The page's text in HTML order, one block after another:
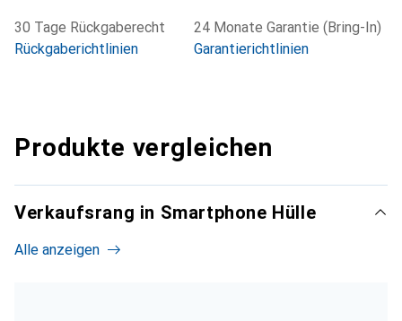
30 Tage Rückgaberecht
Rückgaberichtlinien
24 Monate Garantie (Bring-In)
Garantierichtlinien
Produkte vergleichen
Verkaufsrang in Smartphone Hülle
Alle anzeigen